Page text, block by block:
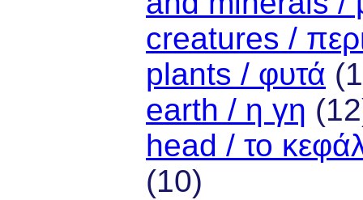
creatures /
plants / φυτά
earth / η γη
head / το
(10)